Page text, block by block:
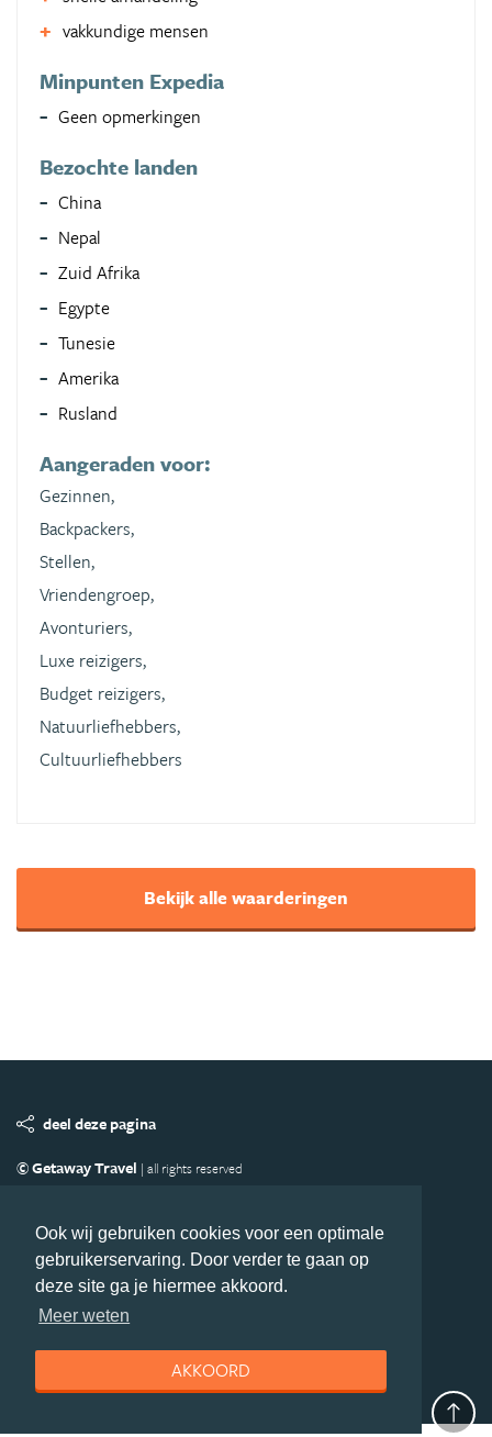
Ook wij gebruiken cookies voor een optimale
gebruikerservaring. Door verder te gaan op
deze site ga je hiermee akkoord.
Meer weten
AKKOORD
vakkundige mensen
Minpunten Expedia
Geen opmerkingen
Bezochte landen
China
Nepal
Zuid Afrika
Egypte
Tunesie
Amerika
Rusland
Aangeraden voor:
Gezinnen,
Backpackers,
Stellen,
Vriendengroep,
Avonturiers,
Luxe reizigers,
Budget reizigers,
Natuurliefhebbers,
Cultuurliefhebbers
Bekijk alle waarderingen
deel deze pagina
© Getaway Travel | all rights reserved
Copyright
Privacy statement Disclaimer
Cookies
Volg MiddenAmerika.nl
Nieuwsbrief
Facebook